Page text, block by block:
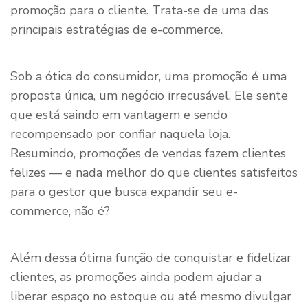
promoção para o cliente. Trata-se de uma das
principais estratégias de e-commerce.
Sob a ótica do consumidor, uma promoção é uma
proposta única, um negócio irrecusável. Ele sente
que está saindo em vantagem e sendo
recompensado por confiar naquela loja.
Resumindo, promoções de vendas fazem clientes
felizes — e nada melhor do que clientes satisfeitos
para o gestor que busca expandir seu e-
commerce, não é?
Além dessa ótima função de conquistar e fidelizar
clientes, as promoções ainda podem ajudar a
liberar espaço no estoque ou até mesmo divulgar